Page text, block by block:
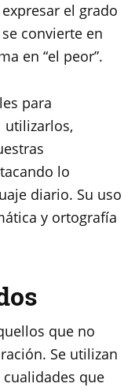
el grado
convierte en
en “el peor”.
para
utilizarlos,
lo
diario. Su uso
y ortografía
que no
Se utilizan
que